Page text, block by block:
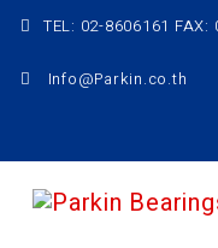
Skip
content
TEL: 02-8606161
Info@Parkin.co.th